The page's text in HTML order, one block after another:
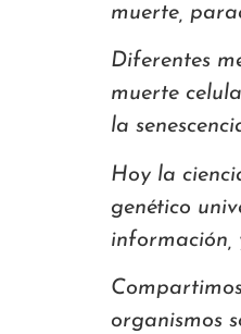
muerte,
Diferentes
muerte
la
Hoy la
genético
información,
organismos